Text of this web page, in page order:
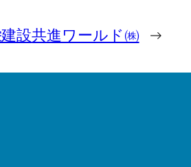
設共進ワールド㈱ →